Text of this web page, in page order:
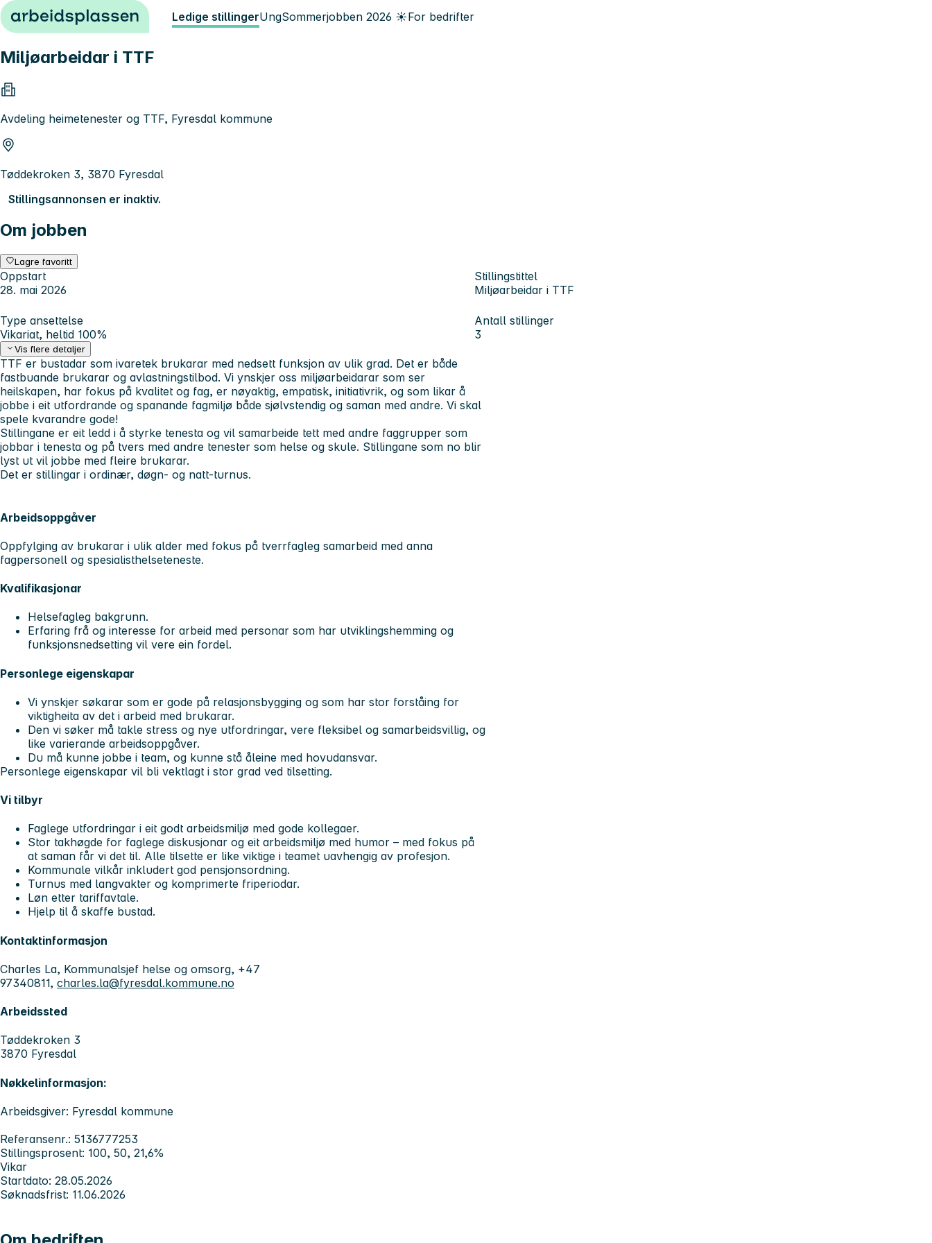
Hopp til innhold Ledige stillingerUngSommerjobben 2026 ☀️For bedrifter
Miljøarbeidar i TTF
Avdeling heimetenester og TTF, Fyresdal kommune
Tøddekroken 3, 3870 Fyresdal
Stillingsannonsen er inaktiv.
Om jobben
Lagre favoritt
Oppstart
28. mai 2026
Stillingstittel
Miljøarbeidar i TTF
Type ansettelse
Vikariat, heltid 100%
Antall stillinger
3
Vis flere detaljer
TTF er bustadar som ivaretek brukarar med nedsett funksjon av ulik grad. Det er både
fastbuande brukarar og avlastningstilbod. Vi ynskjer oss miljøarbeidarar som ser
heilskapen, har fokus på kvalitet og fag, er nøyaktig, empatisk, initiativrik, og som likar å
jobbe i eit utfordrande og spanande fagmiljø både sjølvstendig og saman med andre. Vi skal
spele kvarandre gode!
Stillingane er eit ledd i å styrke tenesta og vil samarbeide tett med andre faggrupper som
jobbar i tenesta og på tvers med andre tenester som helse og skule. Stillingane som no blir
lyst ut vil jobbe med fleire brukarar.
Det er stillingar i ordinær, døgn- og natt-turnus.
Arbeidsoppgåver
Oppfylging av brukarar i ulik alder med fokus på tverrfagleg samarbeid med anna
fagpersonell og spesialisthelseteneste.
Kvalifikasjonar
Helsefagleg bakgrunn.
Erfaring frå og interesse for arbeid med personar som har utviklingshemming og
funksjonsnedsetting vil vere ein fordel.
Personlege eigenskapar
Vi ynskjer søkarar som er gode på relasjonsbygging og som har stor forståing for
viktigheita av det i arbeid med brukarar.
Den vi søker må takle stress og nye utfordringar, vere fleksibel og samarbeidsvillig, og
like varierande arbeidsoppgåver.
Du må kunne jobbe i team, og kunne stå åleine med hovudansvar.
Personlege eigenskapar vil bli vektlagt i stor grad ved tilsetting.
Vi tilbyr
Faglege utfordringar i eit godt arbeidsmiljø med gode kollegaer.
Stor takhøgde for faglege diskusjonar og eit arbeidsmiljø med humor – med fokus på
at saman får vi det til. Alle tilsette er like viktige i teamet uavhengig av profesjon.
Kommunale vilkår inkludert god pensjonsordning.
Turnus med langvakter og komprimerte friperiodar.
Løn etter tariffavtale.
Hjelp til å skaffe bustad.
Kontaktinformasjon
Charles La, Kommunalsjef helse og omsorg, +47
97340811, charles.la@fyresdal.kommune.no
Arbeidssted
Tøddekroken 3
3870 Fyresdal
Nøkkelinformasjon:
Arbeidsgiver: Fyresdal kommune
Referansenr.: 5136777253
Stillingsprosent: 100, 50, 21,6%
Vikar
Startdato: 28.05.2026
Søknadsfrist: 11.06.2026